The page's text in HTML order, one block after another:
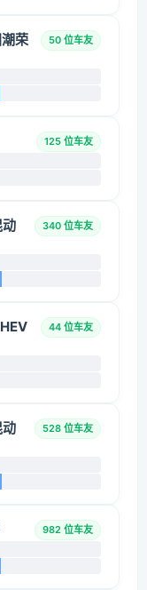
荣
50 位车友
125 位车友
动
340 位车友
44 位车友
动
528 位车友
982 位车友